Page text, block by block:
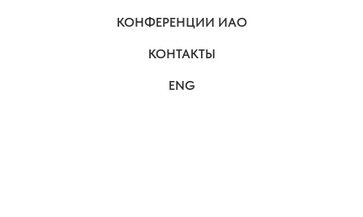
КОНФЕРЕНЦИИ ИАО
КОНТАКТЫ
ENG